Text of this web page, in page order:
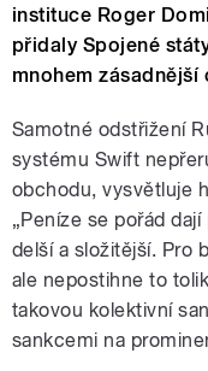
instituce Roger
přidaly Spojené
mnohem zásadnější
Samotné odstřižení
systému Swift
obchodu, vysvětluje
„Peníze se pořád
delší a složitější. Pro
ale nepostihne to
takovou kolektivní
sankcemi na